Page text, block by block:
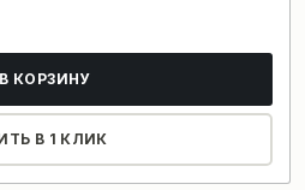
В КОРЗИНУ
В 1 КЛИК